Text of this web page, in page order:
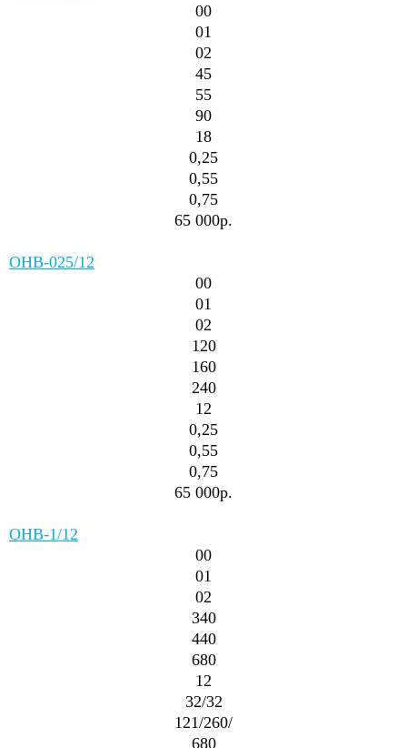
00
01
02
45
55
90
18
0,25
0,55
0,75
65 000р.
ОНВ-025/12
00
01
02
120
160
240
12
0,25
0,55
0,75
65 000р.
ОНВ-1/12
00
01
02
340
440
680
12
32/32
121/260/
680